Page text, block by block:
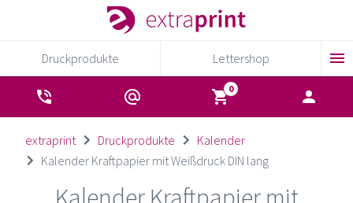
Druckprodukte Lettershop
extraprint Druckprodukte
Kalender
Kalender Kraftpapier mit Weißdruck DIN lang